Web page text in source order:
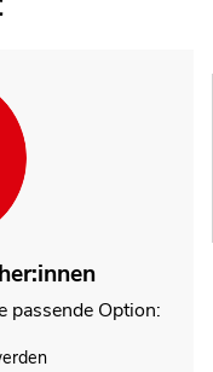
passende Option: